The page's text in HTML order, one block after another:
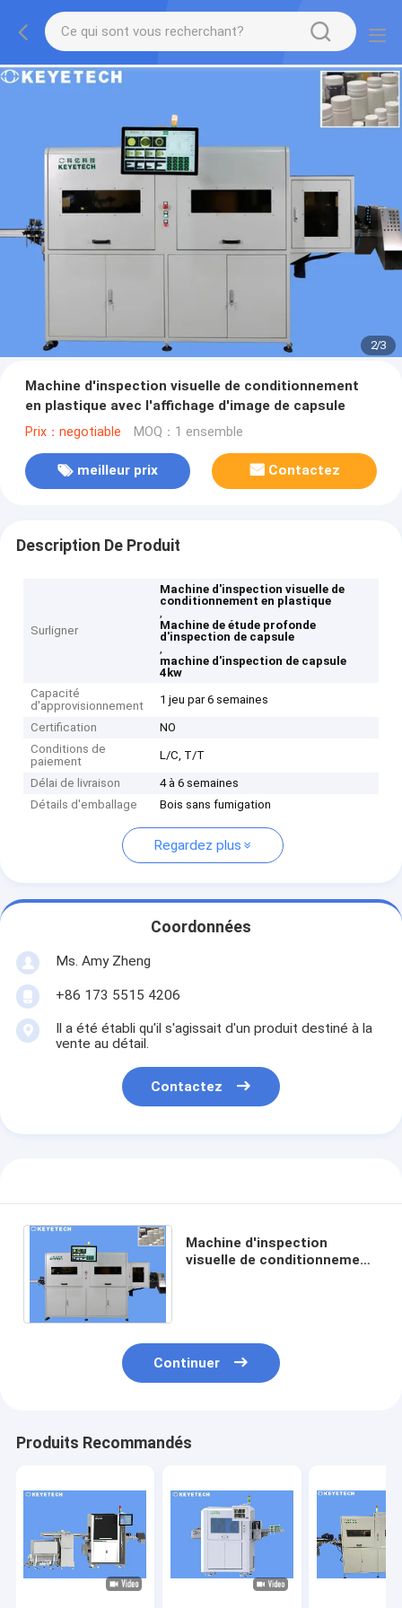
2/3
Machine d'inspection visuelle de conditionnement
en plastique avec l'affichage d'image de capsule
Prix：negotiable MOQ：1 ensemble
meilleur prix Contactez
Description De Produit
Surligner
Machine d'inspection visuelle de
conditionnement en plastique
,
Machine de étude profonde
d'inspection de capsule
,
machine d'inspection de capsule
4kw
Capacité
d'approvisionnement
1 jeu par 6 semaines
Certification
NO
Conditions de
paiement
L/C, T/T
Délai de livraison
4 à 6 semaines
Détails d'emballage
Bois sans fumigation
Regardez plus
Coordonnées
Ms. Amy Zheng
+86 173 5515 4206
Il a été établi qu'il s'agissait d'un produit destiné à la
vente au détail.
Contactez
Machine d'inspection
visuelle de conditionnement
Continuer
Produits Recommandés